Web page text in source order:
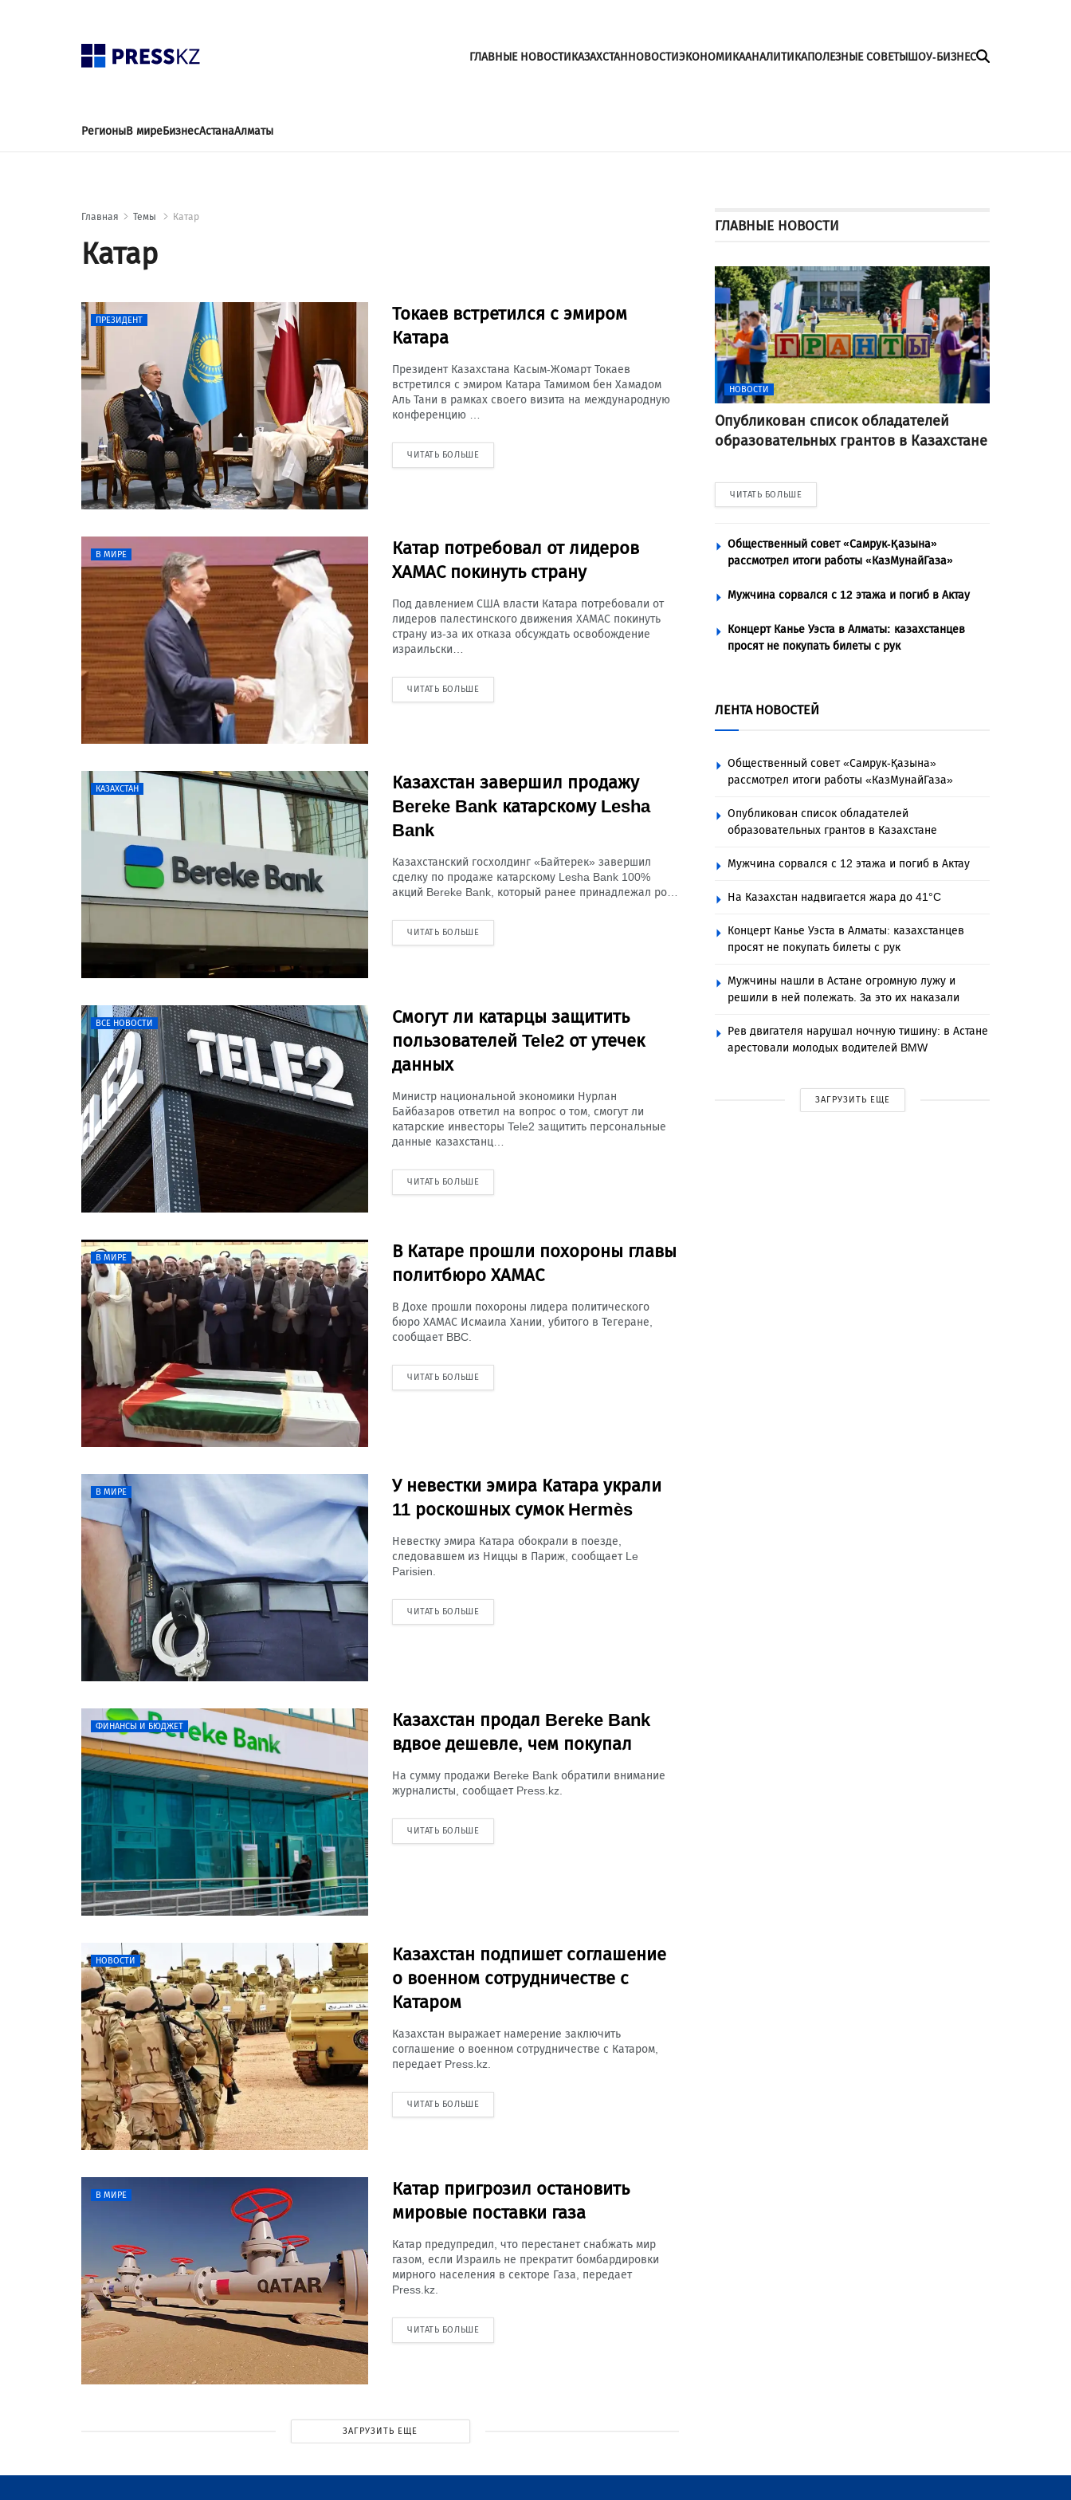
ГЛАВНЫЕ НОВОСТИКАЗАХСТАННОВОСТИЭКОНОМИКААНАЛИТИКАПОЛЕЗНЫЕ СОВЕТЫШОУ-БИЗНЕС
РегионыВ миреБизнесАстанаАлматы
Главная Темы Катар
Катар
ПРЕЗИДЕНТ
Токаев встретился с эмиром
Катара
Президент Казахстана Касым-Жомарт Токаев
встретился с эмиром Катара Тамимом бен Хамадом
Аль Тани в рамках своего визита на международную
конференцию …
ЧИТАТЬ БОЛЬШЕ
В МИРЕ
Катар потребовал от лидеров
ХАМАС покинуть страну
Под давлением США власти Катара потребовали от
лидеров палестинского движения ХАМАС покинуть
страну из-за их отказа обсуждать освобождение
израильски…
ЧИТАТЬ БОЛЬШЕ
КАЗАХСТАН
Казахстан завершил продажу
Bereke Bank катарскому Lesha
Bank
Казахстанский госхолдинг «Байтерек» завершил
сделку по продаже катарскому Lesha Bank 100%
акций Bereke Bank, который ранее принадлежал ро…
ЧИТАТЬ БОЛЬШЕ
ВСЕ НОВОСТИ
Смогут ли катарцы защитить
пользователей Tele2 от утечек
данных
Министр национальной экономики Нурлан
Байбазаров ответил на вопрос о том, смогут ли
катарские инвесторы Tele2 защитить персональные
данные казахстанц…
ЧИТАТЬ БОЛЬШЕ
В МИРЕ
В Катаре прошли похороны главы
политбюро ХАМАС
В Дохе прошли похороны лидера политического
бюро ХАМАС Исмаила Хании, убитого в Тегеране,
сообщает BBC.
ЧИТАТЬ БОЛЬШЕ
В МИРЕ
У невестки эмира Катара украли
11 роскошных сумок Hermès
Невестку эмира Катара обокрали в поезде,
следовавшем из Ниццы в Париж, сообщает Le
Parisien.
ЧИТАТЬ БОЛЬШЕ
ФИНАНСЫ И БЮДЖЕТ
Казахстан продал Bereke Bank
вдвое дешевле, чем покупал
На сумму продажи Bereke Bank обратили внимание
журналисты, сообщает Press.kz.
ЧИТАТЬ БОЛЬШЕ
НОВОСТИ
Казахстан подпишет соглашение
о военном сотрудничестве с
Катаром
Казахстан выражает намерение заключить
соглашение о военном сотрудничестве с Катаром,
передает Press.kz.
ЧИТАТЬ БОЛЬШЕ
В МИРЕ
Катар пригрозил остановить
мировые поставки газа
Катар предупредил, что перестанет снабжать мир
газом, если Израиль не прекратит бомбардировки
мирного населения в секторе Газа, передает
Press.kz.
ЧИТАТЬ БОЛЬШЕ
ЗАГРУЗИТЬ ЕЩЕ
ГЛАВНЫЕ НОВОСТИ
НОВОСТИ
Опубликован список обладателей
образовательных грантов в Казахстане
ЧИТАТЬ БОЛЬШЕ
Общественный совет «Самрук-Қазына»
рассмотрел итоги работы «КазМунайГаза»
Мужчина сорвался с 12 этажа и погиб в Актау
Концерт Канье Уэста в Алматы: казахстанцев
просят не покупать билеты с рук
ЛЕНТА НОВОСТЕЙ
Общественный совет «Самрук-Қазына»
рассмотрел итоги работы «КазМунайГаза»
Опубликован список обладателей
образовательных грантов в Казахстане
Мужчина сорвался с 12 этажа и погиб в Актау
На Казахстан надвигается жара до 41°C
Концерт Канье Уэста в Алматы: казахстанцев
просят не покупать билеты с рук
Мужчины нашли в Астане огромную лужу и
решили в ней полежать. За это их наказали
Рев двигателя нарушал ночную тишину: в Астане
арестовали молодых водителей BMW
ЗАГРУЗИТЬ ЕЩЕ